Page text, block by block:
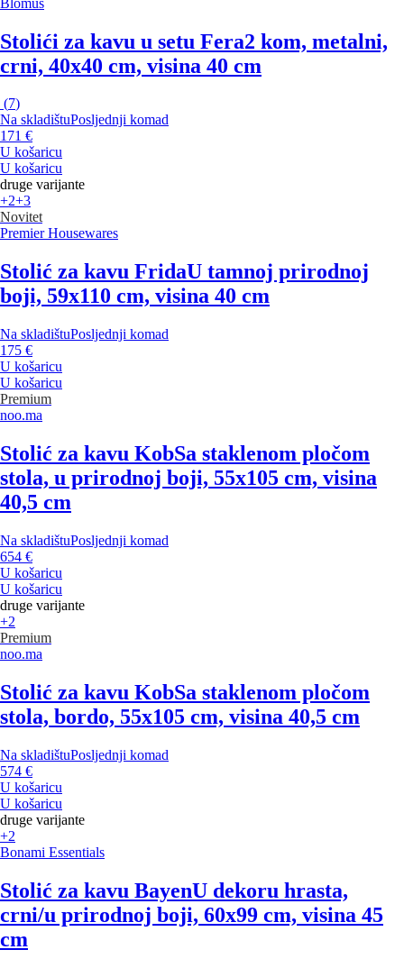
Stolići za kavu u setu Fera2 kom, metalni,
crni, 40x40 cm, visina 40 cm
(7)
Na skladištuPosljednji komad
171 €
U košaricu
U košaricu
druge varijante
+2+3
Novitet
Premier Housewares
Stolić za kavu FridaU tamnoj prirodnoj
boji, 59x110 cm, visina 40 cm
Na skladištuPosljednji komad
175 €
U košaricu
U košaricu
Premium
noo.ma
Stolić za kavu KobSa staklenom pločom
stola, u prirodnoj boji, 55x105 cm, visina
40,5 cm
Na skladištuPosljednji komad
654 €
U košaricu
U košaricu
druge varijante
+2
Premium
noo.ma
Stolić za kavu KobSa staklenom pločom
stola, bordo, 55x105 cm, visina 40,5 cm
Na skladištuPosljednji komad
574 €
U košaricu
U košaricu
druge varijante
+2
Bonami Essentials
Stolić za kavu BayenU dekoru hrasta,
crni/u prirodnoj boji, 60x99 cm, visina 45
cm